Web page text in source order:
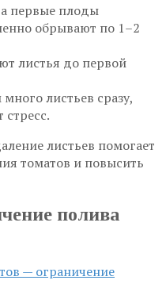
первые плоды
обрывают по 1–2
листья до первой
листьев сразу,
стресс.
листьев помогает
томатов и повысить
полива